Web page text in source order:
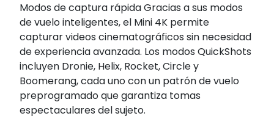
Modos de captura rápida Gracias a sus modos
de vuelo inteligentes, el Mini 4K permite
capturar videos cinematográficos sin necesidad
de experiencia avanzada. Los modos QuickShots
incluyen Dronie, Helix, Rocket, Circle y
Boomerang, cada uno con un patrón de vuelo
preprogramado que garantiza tomas
espectaculares del sujeto.